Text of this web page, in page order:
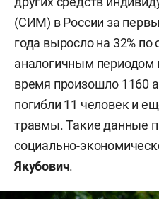
(СИМ) в России за
года выросло на 32% по
аналогичным периодом
время произошло 1160
погибли 11 человек и
травмы. Такие данные
социально-
Якубович.